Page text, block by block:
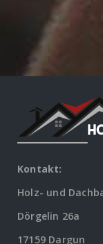
Kontakt:
Holz- und
Dörgelin 26a
17159 Dargun